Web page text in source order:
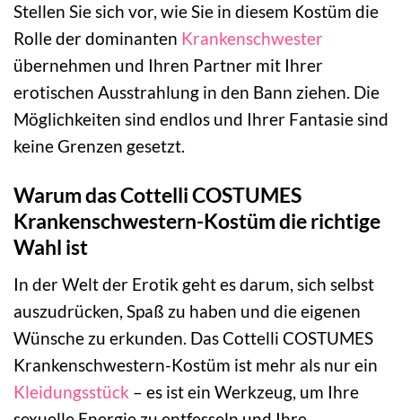
Stellen Sie sich vor, wie Sie in diesem Kostüm die
Rolle der dominanten Krankenschwester
übernehmen und Ihren Partner mit Ihrer
erotischen Ausstrahlung in den Bann ziehen. Die
Möglichkeiten sind endlos und Ihrer Fantasie sind
keine Grenzen gesetzt.
Warum das Cottelli COSTUMES
Krankenschwestern-Kostüm die richtige
Wahl ist
In der Welt der Erotik geht es darum, sich selbst
auszudrücken, Spaß zu haben und die eigenen
Wünsche zu erkunden. Das Cottelli COSTUMES
Krankenschwestern-Kostüm ist mehr als nur ein
Kleidungsstück – es ist ein Werkzeug, um Ihre